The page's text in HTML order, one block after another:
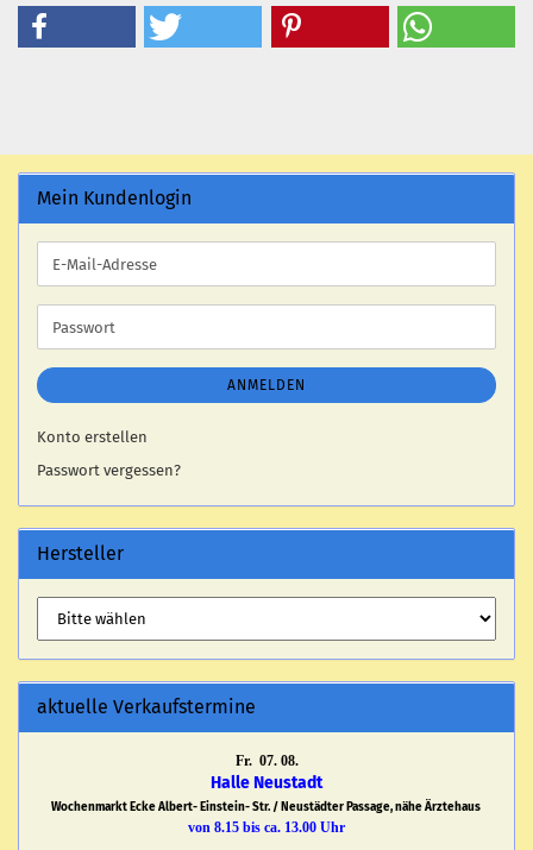
Mein Kundenlogin
E-
Mail-
Adresse
Passwort
ANMELDEN
Konto erstellen
Passwort vergessen?
Hersteller
aktuelle Verkaufstermine
Fr. 07. 08.
Halle Neustadt
Wochenmarkt Ecke Albert- Einstein- Str. / Neustädter Passage, nähe Ärztehaus
von 8.15 bis ca. 13.00 Uhr